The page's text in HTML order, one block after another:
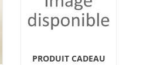
PRODUIT CADEAU